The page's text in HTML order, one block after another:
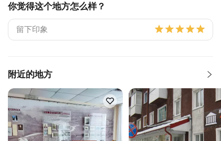
你觉得这个地方怎么样？
附近的地方